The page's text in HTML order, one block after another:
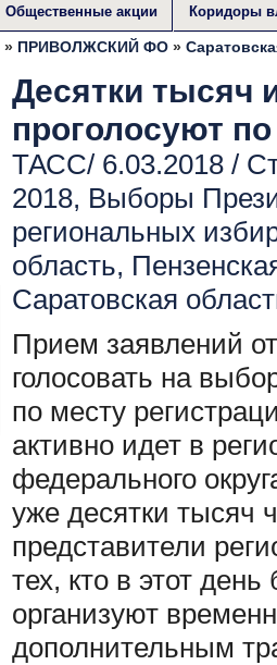
Общественные акции Коридоры
» ПРИВОЛЖСКИЙ ФО »
Десятки тысяч
проголосуют
ТАСС/ 6.03.2018 /
2018, Выборы
региональных
область,
Саратовская
Прием заявлений
голосовать на
по месту
активно идет в
федерального
уже десятки тысяч
представители
тех, кто в этот
организуют
дополнительным